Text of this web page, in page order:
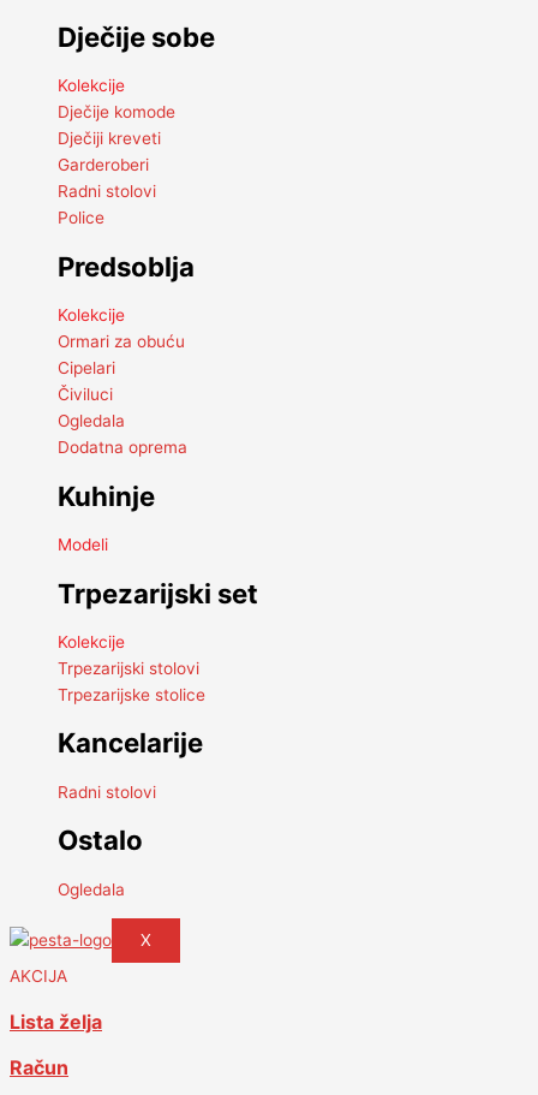
Dječije sobe
Kolekcije
Dječije komode
Dječiji kreveti
Garderoberi
Radni stolovi
Police
Predsoblja
Kolekcije
Ormari za obuću
Cipelari
Čiviluci
Ogledala
Dodatna oprema
Kuhinje
Modeli
Trpezarijski set
Kolekcije
Trpezarijski stolovi
Trpezarijske stolice
Kancelarije
Radni stolovi
Ostalo
Ogledala
X
AKCIJA
Lista želja
Račun